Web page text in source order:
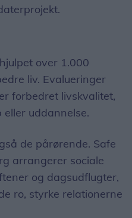
over 1.000
liv. Evalueringer
forbedret livskvalitet,
uddannelse.
de pårørende. Safe
arrangerer sociale
og dagsudflugter,
ro, styrke relationerne